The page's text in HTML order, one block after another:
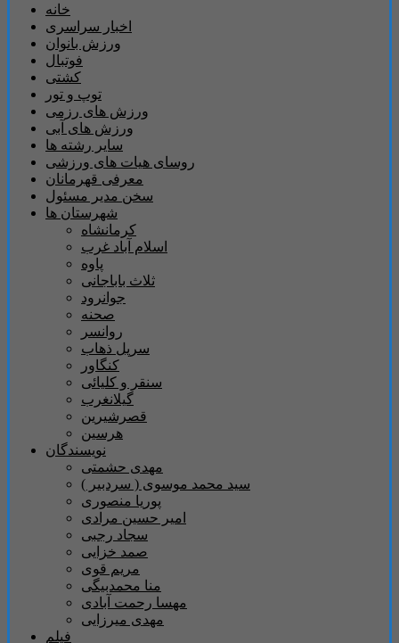
خانه
اخبار سراسری
ورزش بانوان
فوتبال
کشتی
توپ و تور
ورزش های رزمی
ورزش های آبی
سایر رشته ها
روسای هیات های ورزشی
معرفی قهرمانان
سخن مدیر مسئول
شهرستان ها
کرمانشاه
اسلام آباد غرب
پاوه
ثلاث باباجانی
جوانرود
صحنه
روانسر
سرپل ذهاب
کنگاور
سنقر و کلیائی
گیلانغرب
قصرشیرین
هرسین
نویسندگان
مهدی حشمتی
سید محمد موسوی ( سردبیر )
پوریا منصوری
امیر حسین مرادی
سجاد رجبی
صمد خزایی
مریم قوی
منا محمدبیگی
مهسا رحمت آبادی
مهدی میرزایی
فیلم